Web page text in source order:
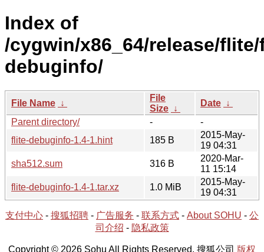
Index of
/cygwin/x86_64/release/
debuginfo/
File Name ↓
File
Size ↓
Date ↓
Parent directory/
-
-
flite-debuginfo-1.4-1.hint
185 B
2015-May-
19 04:31
sha512.sum
316 B
2020-Mar-
11 15:14
flite-debuginfo-1.4-1.tar.xz
1.0 MiB
2015-May-
19 04:31
支付中心 - 搜狐招聘 - 广告服务 - 联系方式 - About SOHU - 公
司介绍 - 隐私政策
Copyright © 2026 Sohu All Rights Reserved. 搜狐公司 版权